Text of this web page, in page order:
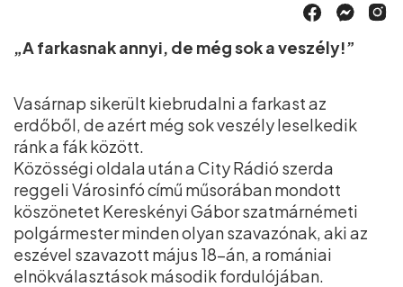
„A farkasnak annyi, de még sok a veszély!”
Vasárnap sikerült kiebrudalni a farkast az
erdőből, de azért még sok veszély leselkedik
ránk a fák között.
Közösségi oldala után a City Rádió szerda
reggeli Városinfó című műsorában mondott
köszönetet Kereskényi Gábor szatmárnémeti
polgármester minden olyan szavazónak, aki az
eszével szavazott május 18-án, a romániai
elnökválasztások második fordulójában.